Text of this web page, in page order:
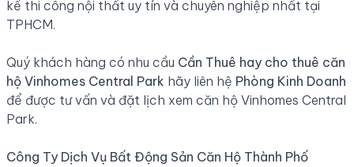
kế thi công nội thất uy tín và chuyên nghiệp nhất tại
TPHCM.
Quý khách hàng có nhu cầu Cần Thuê hay cho thuê căn
hộ Vinhomes Central Park hãy liên hệ Phòng Kinh Doanh
để được tư vấn và đặt lịch xem căn hộ Vinhomes Central
Park.
Công Ty Dịch Vụ Bất Động Sản Căn Hộ Thành Phố